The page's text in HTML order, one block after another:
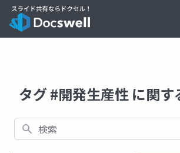
タグ #開発生産性 に関す
検索